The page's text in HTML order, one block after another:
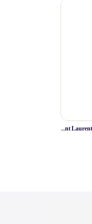
Yves Saint Laurent MYSLF Le Parfum for men Parfum